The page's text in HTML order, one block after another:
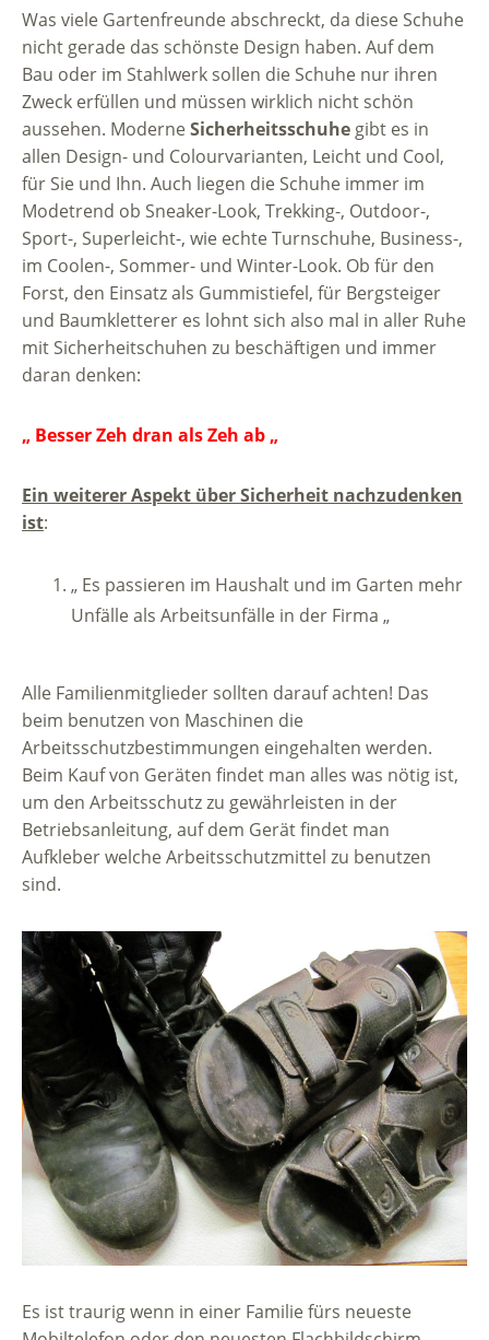
Was viele Gartenfreunde abschreckt, da diese Schuhe
nicht gerade das schönste Design haben. Auf dem
Bau oder im Stahlwerk sollen die Schuhe nur ihren
Zweck erfüllen und müssen wirklich nicht schön
aussehen. ModerneSicherheitsschuhe gibt es in
allen Design- und Colourvarianten, Leicht und Cool,
für Sie und Ihn. Auch liegen die Schuhe immer im
Modetrend ob Sneaker-Look, Trekking-, Outdoor-,
Sport-, Superleicht-, wie echte Turnschuhe, Business-,
im Coolen-, Sommer- und Winter-Look. Ob für den
Forst, den Einsatz als Gummistiefel, für Bergsteiger
und Baumkletterer es lohnt sich also mal in aller Ruhe
mit Sicherheitschuhen zu beschäftigen und immer
daran denken:
„ Besser Zeh dran als Zeh ab „
Ein weiterer Aspekt über Sicherheit nachzudenken
ist:
„ Es passieren im Haushalt und im Garten mehr
Unfälle als Arbeitsunfälle in der Firma „
Alle Familienmitglieder sollten darauf achten! Das
beim benutzen von Maschinen die
Arbeitsschutzbestimmungen eingehalten werden.
Beim Kauf von Geräten findet man alles was nötig ist,
um den Arbeitsschutz zu gewährleisten in der
Betriebsanleitung, auf dem Gerät findet man
Aufkleber welche Arbeitsschutzmittel zu benutzen
sind.
Es ist traurig wenn in einer Familie fürs neueste